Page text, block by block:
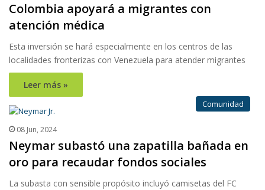
Colombia apoyará a migrantes con
atención médica
Esta inversión se hará especialmente en los centros de las
localidades fronterizas con Venezuela para atender migrantes
Leer más »
Comunidad
08 Jun, 2024
Neymar subastó una zapatilla bañada en
oro para recaudar fondos sociales
La subasta con sensible propósito incluyó camisetas del FC